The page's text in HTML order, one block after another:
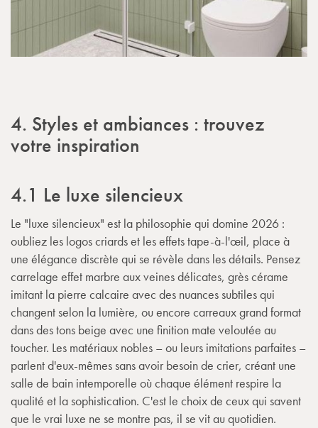
4. Styles et ambiances : trouvez
votre inspiration
4.1 Le luxe silencieux
Le "luxe silencieux" est la philosophie qui domine 2026 :
oubliez les logos criards et les effets tape-à-l'œil, place à
une élégance discrète qui se révèle dans les détails. Pensez
carrelage effet marbre aux veines délicates, grès cérame
imitant la pierre calcaire avec des nuances subtiles qui
changent selon la lumière, ou encore carreaux grand format
dans des tons beige avec une finition mate veloutée au
toucher. Les matériaux nobles – ou leurs imitations parfaites –
parlent d'eux-mêmes sans avoir besoin de crier, créant une
salle de bain intemporelle où chaque élément respire la
qualité et la sophistication. C'est le choix de ceux qui savent
que le vrai luxe ne se montre pas, il se vit au quotidien.